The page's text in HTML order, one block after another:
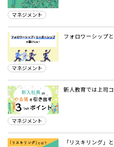
マネジメント
フォロワーシップ
マネジメント
新人教育では上司
マネジメント
「リスキリング」